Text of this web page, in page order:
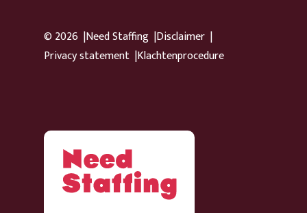
© 2026 Need Staffing Disclaimer
Privacy statement Klachtenprocedure